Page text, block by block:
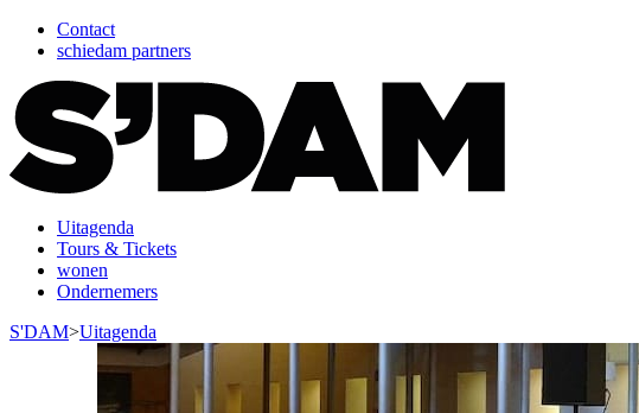
Contact
schiedam partners
Uitagenda
Tours & Tickets
wonen
Ondernemers
S'DAM>Uitagenda